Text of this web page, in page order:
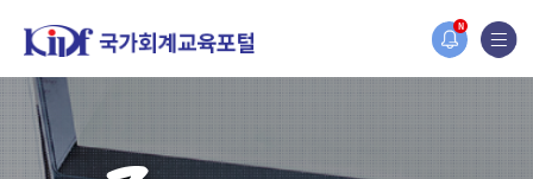
N
홈페이지가 새롭게 개편되었습니다.
한국조세재정연구원홈페이지가 새롭게 개설되었습니다.